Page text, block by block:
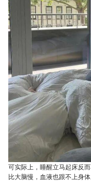
可实际上，睡醒立马起床反
比大脑慢，血液也跟不上身